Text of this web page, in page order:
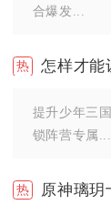
合爆发...
怎样才能
提升少年三
锁阵营专属...
原神璃玥